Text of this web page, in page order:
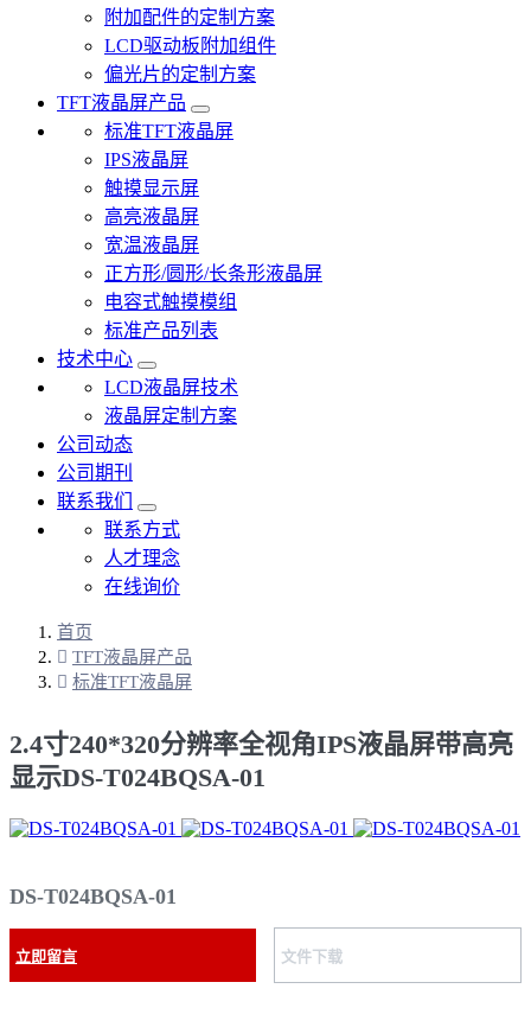
附加配件的定制方案
LCD驱动板附加组件
偏光片的定制方案
TFT液晶屏产品
标准TFT液晶屏
IPS液晶屏
触摸显示屏
高亮液晶屏
宽温液晶屏
正方形/圆形/长条形液晶屏
电容式触摸模组
标准产品列表
技术中心
LCD液晶屏技术
液晶屏定制方案
公司动态
公司期刊
联系我们
联系方式
人才理念
在线询价
首页
TFT液晶屏产品
标准TFT液晶屏
2.4寸240*320分辨率全视角IPS液晶屏带高亮
显示DS-T024BQSA-01
DS-T024BQSA-01
立即留言 文件下载